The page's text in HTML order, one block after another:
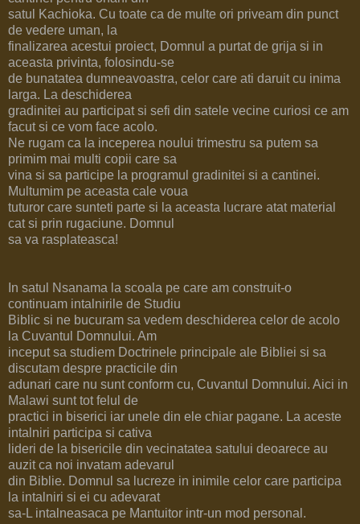
satul Kachioka. Cu toate ca de multe ori priveam din punct
de vedere uman, la
finalizarea acestui proiect, Domnul a purtat de grija si in
aceasta privinta, folosindu-se
de bunatatea dumneavoastra, celor care ati daruit cu inima
larga. La deschiderea
gradinitei au participat si sefi din satele vecine curiosi ce am
facut si ce vom face acolo.
Ne rugam ca la inceperea noului trimestru sa putem sa
primim mai multi copii care sa
vina si sa participe la programul gradinitei si a cantinei.
Multumim pe aceasta cale voua
tuturor care sunteti parte si la aceasta lucrare atat material
cat si prin rugaciune. Domnul
sa va rasplateasca!
In satul Nsanama la scoala pe care am construit-o
continuam intalnirile de Studiu
Biblic si ne bucuram sa vedem deschiderea celor de acolo
la Cuvantul Domnului. Am
inceput sa studiem Doctrinele principale ale Bibliei si sa
discutam despre practicile din
adunari care nu sunt conform cu, Cuvantul Domnului. Aici in
Malawi sunt tot felul de
practici in biserici iar unele din ele chiar pagane. La aceste
intalniri participa si cativa
lideri de la bisericile din vecinatatea satului deoarece au
auzit ca noi invatam adevarul
din Biblie. Domnul sa lucreze in inimile celor care participa
la intalniri si ei cu adevarat
sa-L intalneasaca pe Mantuitor intr-un mod personal.